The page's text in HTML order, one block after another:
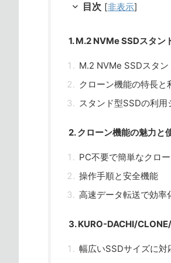
目次 [非表示]
1. M.2 NVMe SSDスタン
M.2 NVMe SSDスタ
クローン機能の特長と
スタンド型SSDの利用
2. クローン機能の魅力と
PC不要で簡単なクロ
操作手順と安全機能
高速データ転送で効率
3. KURO-DACHI/
幅広いSSDサイズに対